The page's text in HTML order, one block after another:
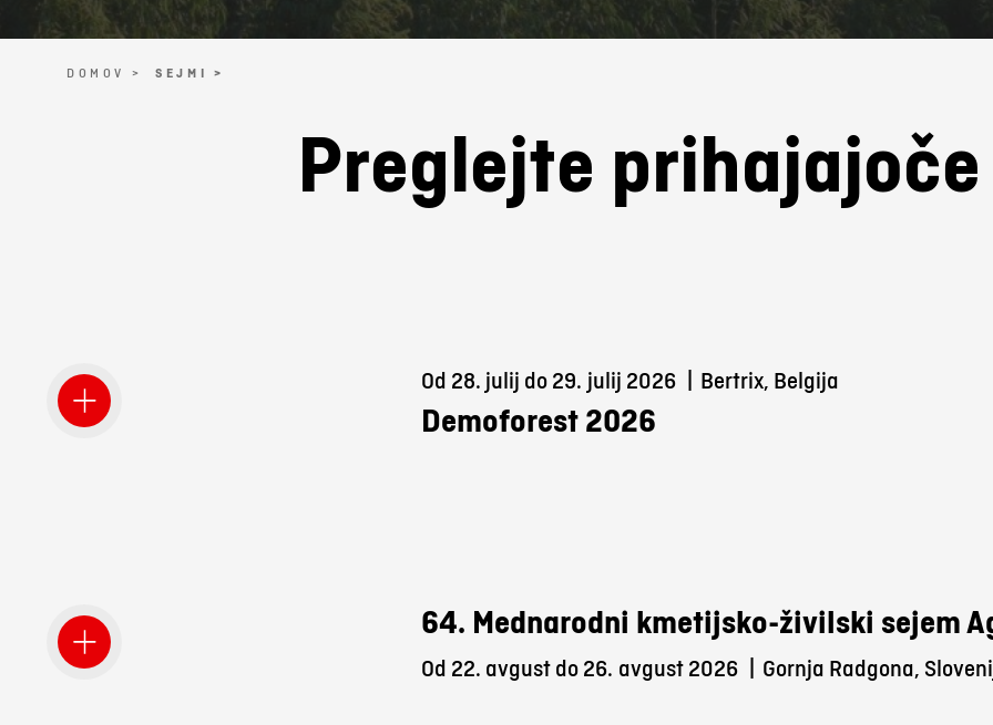
DOMOV > SEJMI >
Preglejte
Od 28. julij do 29. julij 2026 Bertrix, Belgija
Demoforest 2026
64. Mednarodni kmetijsko-živilski sejem
Od 22. avgust do 26. avgust 2026 Gornja Radgona,